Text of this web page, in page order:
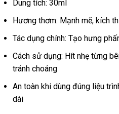
Dung tích: 30ml
Hương thơm: Mạnh mẽ, kích
Tác dụng chính: Tạo hưng
Cách sử dụng: Hít nhẹ từng
tránh choáng
An toàn khi dùng đúng liệu
dài